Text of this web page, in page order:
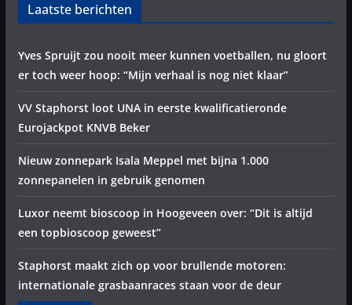
Laatste berichten
Yves Spruijt zou nooit meer kunnen voetballen, nu gloort
er toch weer hoop: “Mijn verhaal is nog niet klaar”
VV Staphorst loot UNA in eerste kwalificatieronde
Eurojackpot KNVB Beker
Nieuw zonnepark Isala Meppel met bijna 1.000
zonnepanelen in gebruik genomen
Luxor neemt bioscoop in Hoogeveen over: “Dit is altijd
een topbioscoop geweest”
Staphorst maakt zich op voor brullende motoren:
internationale grasbaanraces staan voor de deur